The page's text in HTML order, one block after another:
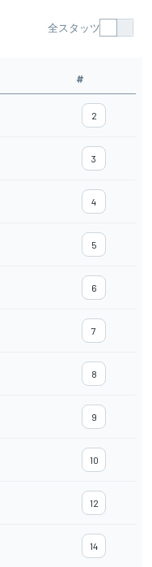
全スタッツ
#
2
3
4
5
6
7
8
9
10
12
14